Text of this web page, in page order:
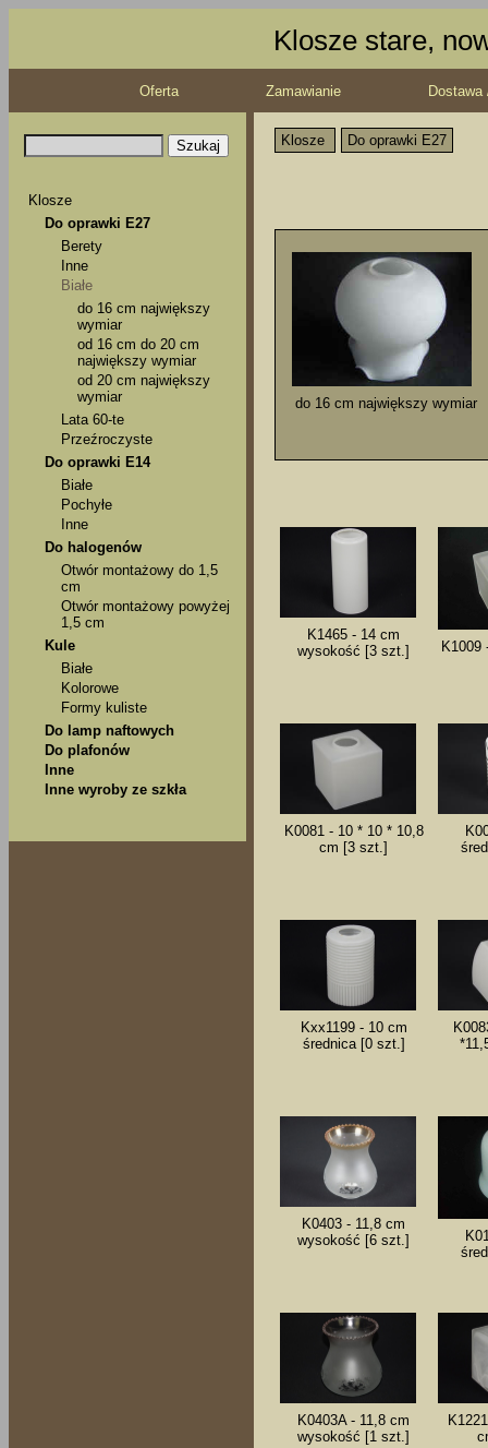
Klosze stare,
Oferta Zamawianie
Klosze
Do oprawki E27
Berety
Inne
Białe
do 16 cm największy
wymiar
od 16 cm do 20 cm
największy wymiar
od 20 cm największy
wymiar
Lata 60-te
Przeźroczyste
Do oprawki E14
Białe
Pochyłe
Inne
Do halogenów
Otwór montażowy do 1,5
cm
Otwór montażowy powyżej
1,5 cm
Kule
Białe
Kolorowe
Formy kuliste
Do lamp naftowych
Do plafonów
Inne
Inne wyroby ze szkła
Klosze Do oprawki E27
do 16 cm największy wymiar
K1465 - 14 cm
wysokość [3 szt.]
K1009
K0081 - 10 * 10 * 10,8
cm [3 szt.]
Kxx1199 - 10 cm
średnica [0 szt.]
K0403 - 11,8 cm
wysokość [6 szt.]
K0403A - 11,8 cm
wysokość [1 szt.]